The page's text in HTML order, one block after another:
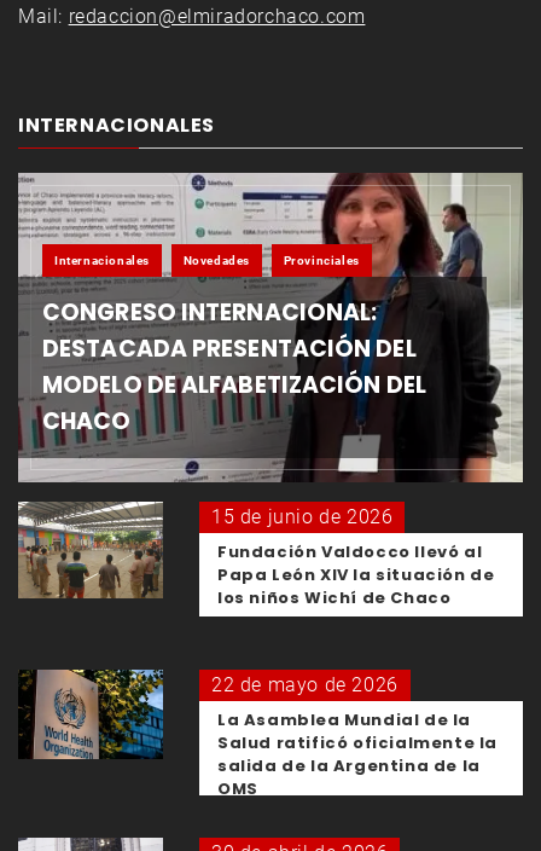
Mail: redaccion@elmiradorchaco.com
INTERNACIONALES
Internacionales Novedades Provinciales
CONGRESO INTERNACIONAL:
DESTACADA PRESENTACIÓN DEL
MODELO DE ALFABETIZACIÓN DEL
CHACO
15 de junio de 2026
Fundación Valdocco llevó al
Papa León XIV la situación de
los niños Wichí de Chaco
22 de mayo de 2026
La Asamblea Mundial de la
Salud ratificó oficialmente la
salida de la Argentina de la
OMS